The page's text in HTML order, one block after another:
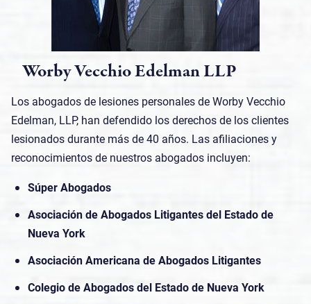
Worby Vecchio Edelman LLP
Los abogados de lesiones personales de Worby Vecchio
Edelman, LLP, han defendido los derechos de los clientes
lesionados durante más de 40 años. Las afiliaciones y
reconocimientos de nuestros abogados incluyen:
Súper Abogados
Asociación de Abogados Litigantes del Estado de
Nueva York
Asociación Americana de Abogados Litigantes
Colegio de Abogados del Estado de Nueva York